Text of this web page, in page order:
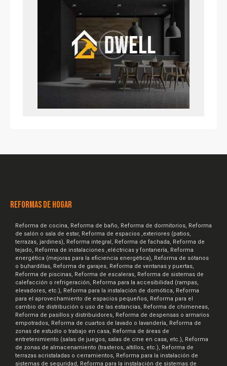
REFORMAS DE HOGAR
Reforma de cocina, Reforma de baño, Reforma de dormitorios, Reforma
de salón o sala de estar, Reforma de espacios ,exteriores (patios,
terrazas, jardines), Reforma integral, Reforma de fachada, Reforma de
tejado, Reforma de instalaciones ,eléctricas y fontanería, Reforma
energética (mejoras para la eficiencia energética), Reforma de sótanos
o buhardillas, Reforma de garajes, Reforma de ventanas y puertas,
Reforma de piscinas, Reforma de escaleras, Reforma de sistemas de
calefacción o refrigeración, Reforma para la accesibilidad (rampas,
elevadores, etc.), Reforma para la instalación de domótica, Reforma
para el aprovechamiento de espacios pequeños, Reforma para el
cambio de distribución o uso de las estancias, Reforma de chimeneas,
Reforma de pasillos y distribuidores, Reforma de despensas o armarios
empotrados, Reforma de cuartos de lavado o lavandería, Reforma de
zonas de estudio o trabajo en casa, Reforma de áreas de
entretenimiento (salas de juegos, salas de cine en casa, etc.), Reforma
de zonas de almacenamiento (trasteros, altillos, etc.), Reforma de
terrazas acristaladas o cerramientos, Reforma para la instalación de
sistemas de seguridad, Reforma para la instalación de sistemas de